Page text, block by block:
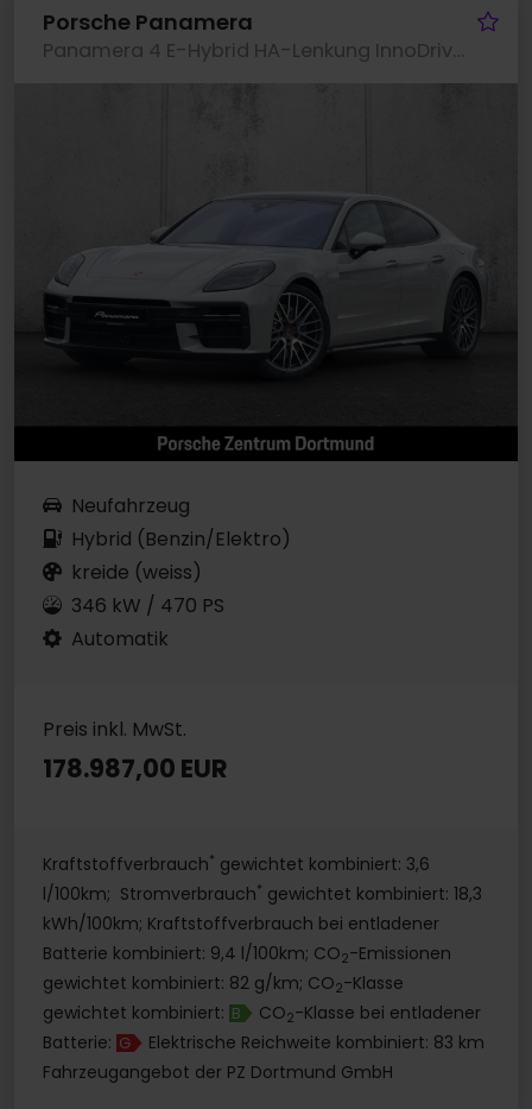
Porsche Panamera
Panamera 4 E-Hybrid HA-Lenkung InnoDrive Head-Up
Neufahrzeug
Hybrid (Benzin/Elektro)
kreide (weiss)
346 kW / 470 PS
Automatik
Preis inkl. MwSt.
178.987,00 EUR
Kraftstoffverbrauch* gewichtet kombiniert: 3,6
l/100km; Stromverbrauch* gewichtet kombiniert: 18,3
kWh/100km; Kraftstoffverbrauch bei entladener
Batterie kombiniert: 9,4 l/100km; CO2-Emissionen
gewichtet kombiniert: 82 g/km; CO2-Klasse
gewichtet kombiniert: B CO2-Klasse bei entladener
Batterie: G
Elektrische Reichweite kombiniert: 83 km
Fahrzeugangebot der PZ Dortmund GmbH